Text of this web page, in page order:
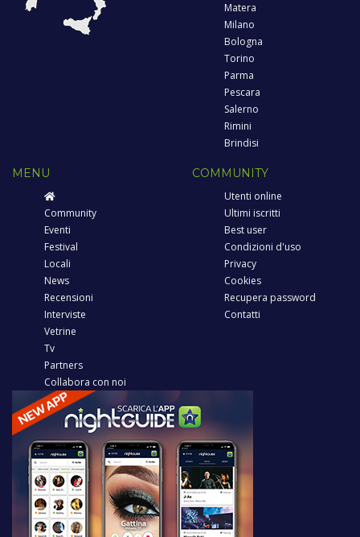
Matera
Milano
Bologna
Torino
Parma
Pescara
Salerno
Rimini
Brindisi
MENU
Community
Eventi
Festival
Locali
News
Recensioni
Interviste
Vetrine
Tv
Partners
Collabora con noi
COMMUNITY
Utenti online
Ultimi iscritti
Best user
Condizioni d'uso
Privacy
Cookies
Recupera password
Contatti